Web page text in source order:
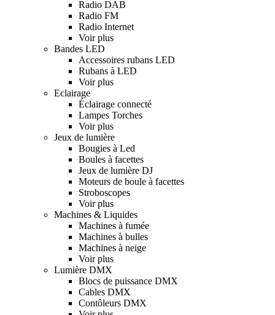
Radio DAB
Radio FM
Radio Internet
Voir plus
Bandes LED
Accessoires rubans LED
Rubans à LED
Voir plus
Eclairage
Éclairage connecté
Lampes Torches
Voir plus
Jeux de lumière
Bougies à Led
Boules à facettes
Jeux de lumière DJ
Moteurs de boule à facettes
Stroboscopes
Voir plus
Machines & Liquides
Machines à fumée
Machines à bulles
Machines à neige
Voir plus
Lumière DMX
Blocs de puissance DMX
Cables DMX
Contôleurs DMX